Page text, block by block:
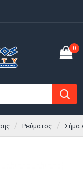
0
Ρεύματος Σήμα